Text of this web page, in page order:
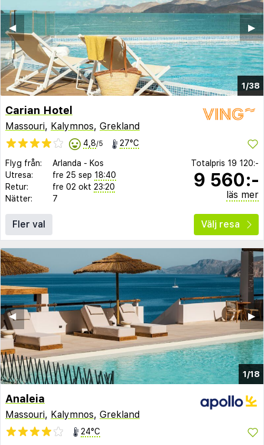
1/38
▶︎
◀︎
Carian Hotel
Massouri, Kalymnos, Grekland
4,8/5 27°C
Flyg från: Arlanda - Kos
Utresa:
fre 25 sep 18:40
Retur:
fre 02 okt 23:20
Nätter:
7
Totalpris 19 120:-
9 560:-
läs mer
Fler val Välj resa
1/18
▶︎
◀︎
Analeia
Massouri, Kalymnos, Grekland
24°C